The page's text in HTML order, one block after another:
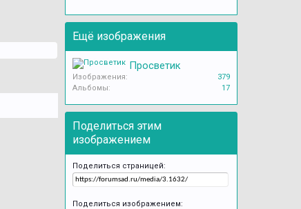
Ещё изображения
Просветик
Изображения:
379
Альбомы:
17
Поделиться этим
изображением
Поделиться страницей:
Поделиться изображением: